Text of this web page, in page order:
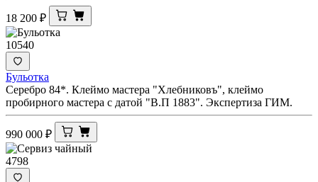
18 200 ₽
10540
Бульотка
Серебро 84*. Клеймо мастера "Хлебниковъ", клеймо
пробирного мастера с датой "В.П 1883". Экспертиза ГИМ.
990 000 ₽
4798